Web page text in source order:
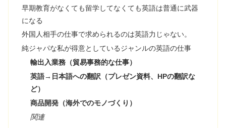
早期教育がなくても留学してなくても英語は普通に武器
になる
外国人相手の仕事で求められるのは英語力じゃない。
純ジャパな私が得意としているジャンルの英語の仕事
輸出入業務（貿易事務的な仕事）
英語→日本語への翻訳（プレゼン資料、HPの翻訳な
ど）
商品開発（海外でのモノづくり）
関連